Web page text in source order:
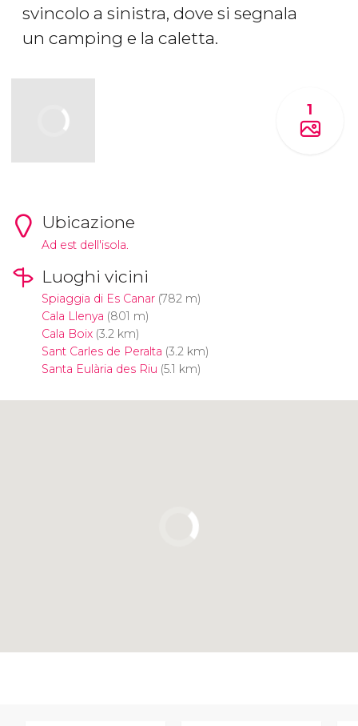
svincolo a sinistra, dove si segnala
un camping e la caletta.
1
Ubicazione
Ad est dell'isola.
Luoghi vicini
Spiaggia di Es Canar(782 m)
Cala Llenya (801 m)
Cala Boix(3.2 km)
Sant Carles de Peralta (3.2 km)
Santa Eulària des Riu (5.1 km)